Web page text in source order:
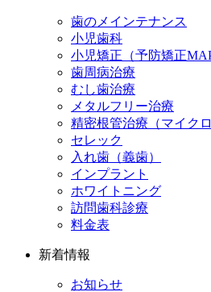
歯のメインテナンス
小児歯科
小児矯正（予防矯正MAP
歯周病治療
むし歯治療
メタルフリー治療
精密根管治療（マイクロ
セレック
入れ歯（義歯）
インプラント
ホワイトニング
訪問歯科診療
料金表
新着情報
お知らせ